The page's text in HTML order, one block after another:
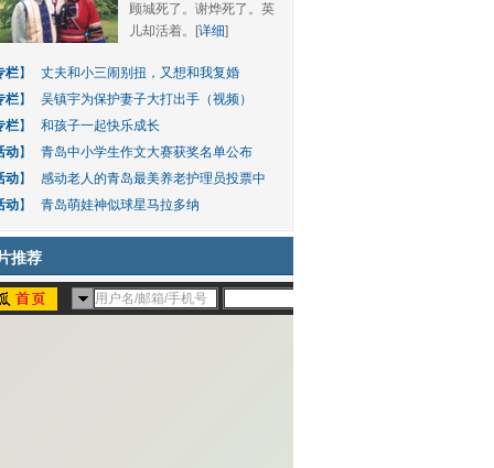
顾城死了。谢烨死了。英
儿却活着。[详细]
栏】
丈夫和小三闹别扭，又想和我复婚
栏】
吴镇宇为保护妻子大打出手（视频）
栏】
和孩子一起快乐成长
动】
青岛中小学生作文大赛获奖名单公布
动】
感动老人的青岛最美养老护理员投票中
动】 青岛萌娃神似球星马拉多纳
推荐